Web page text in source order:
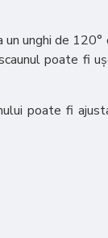
unghi de
poate fi
poate fi